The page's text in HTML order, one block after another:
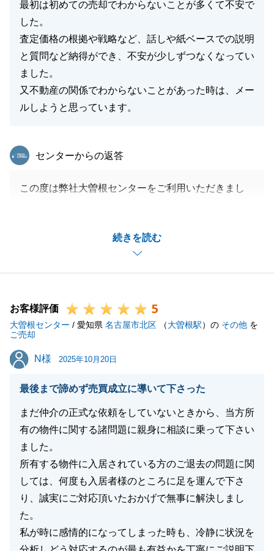
最初は初めての売却でわからないことが多くて不安で
した。
査定価格の根拠や戦略など、話しや紙ベースでの説明
と質問など納得ができ、不安が少しずつなくなってい
ました。
又不動産の関係でわからないことがあった時は、メー
ルしようと思っています。
続きを読む
東急リバブル
センターからの返答
この度は弊社大曽根センターをご利用いただきまし
また何かありましたら、いつでもお気軽に弊社までお
申し付け下さい。
お客様評価 5
大曽根センター / 愛知県 名古屋市北区 （大曽根駅）の その他 を
ご売却
N様
N様 2025年10月20日
最後まで諦めず売買成立に導いて下さった
まだ仲介の正式な依頼をしていないときから、当方所
有の物件に関する諸問題に親身に相談に乗って下さい
ました。
所有する物件に入居されている方のご退去の問題に関
しては、何度も入居者様のところに足を運んで下さ
り、誠実にご対応頂いたおかげで無事に解決しまし
た。
私が時に感情的になってしまった時も、冷静に状況を